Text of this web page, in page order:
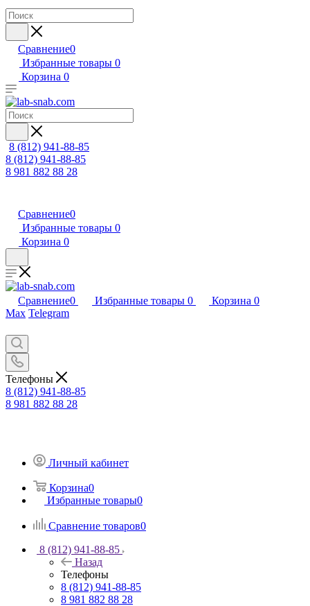
Сравнение0
Избранные товары 0
Корзина 0
8 (812) 941-88-85
8 (812) 941-88-85
8 981 882 88 28
Сравнение0
Избранные товары 0
Корзина 0
Сравнение0 Избранные товары 0 Корзина 0
Max Telegram
Телефоны
8 (812) 941-88-85
8 981 882 88 28
Личный кабинет
Корзина0
Избранные товары0
Сравнение товаров0
8 (812) 941-88-85
Назад
Телефоны
8 (812) 941-88-85
8 981 882 88 28